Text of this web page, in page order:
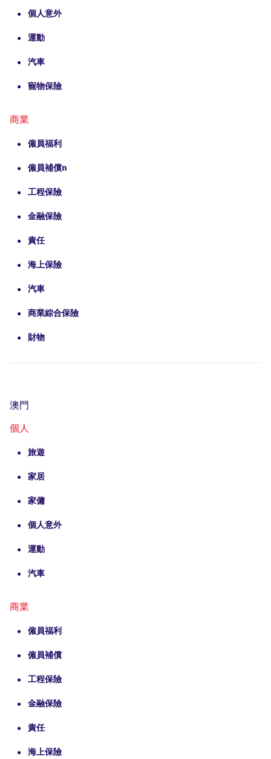
個人意外
運動
汽車
寵物保險
商業
僱員福利
僱員補償n
工程保險
金融保險
責任
海上保險
汽車
商業綜合保險
財物
澳門
個人
旅遊
家居
家傭
個人意外
運動
汽車
商業
僱員福利
僱員補償
工程保險
金融保險
責任
海上保險